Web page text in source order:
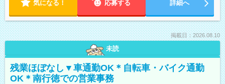
気になる！ 応募する 詳細へ
掲載日：2026.08.10
未読
残業ほぼなし▼車通勤OK＊自転車・バイク通勤
OK＊南行徳での営業事務